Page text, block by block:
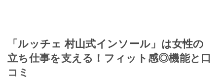
「ルッチェ 村山式インソール」は女性の
立ち仕事を支える！フィット感◎機能と口
コミ